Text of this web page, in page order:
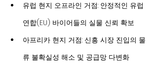
유럽 현지 오프라인 거점: 안정적인 유럽
연합(EU) 바이어들의 실물 신뢰 확보
아프리카 현지 거점: 신흥 시장 진입의 물
류 불확실성 해소 및 공급망 다변화